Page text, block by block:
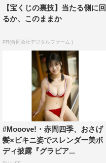
【宝くじの裏技】当たる側に回
るか、このままか
PR(合同会社デジタルファーム )
#Mooove!・赤間四季、おさげ
髪×ビキニ姿でスレンダー美ボ
ディ披露『グラビア...